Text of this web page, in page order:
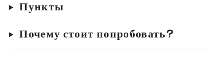
Пункты
Почему стоит попробовать?